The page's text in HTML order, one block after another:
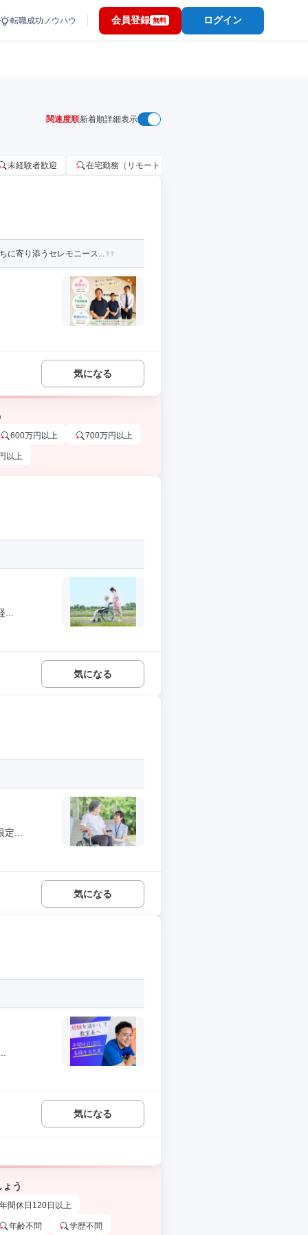
転職成功ノウハウ 会員登録 無料 ログイン
関連度順新着順詳細表示
未経験者歓迎 在宅勤務（リモートワーク）OK
に寄り添うセレモニース...
気になる
600万円以上 700万円以上
以上
気になる
...
気になる
気になる
う
年間休日120日以上
年齢不問 学歴不問